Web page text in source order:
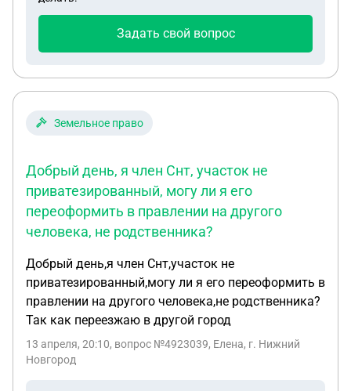
операция суммы не маленькие, могу ли я
Задать свой вопрос
Земельное право
Добрый день, я член Снт, участок не
приватезированный, могу ли я его
переоформить в правлении на другого
человека, не родственника?
Добрый день,я член Снт,участок не
приватезированный,могу ли я его переоформить в
правлении на другого человека,не родственника?
Так как переезжаю в другой город
13 апреля, 20:10, вопрос №4923039, Елена, г. Нижний
Новгород